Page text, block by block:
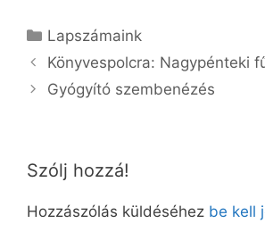
Kategória
Lapszámaink
Könyvespolcra: Nagypénteki
Gyógyító szembenézés
Szólj hozzá!
Hozzászólás küldéséhez be kell